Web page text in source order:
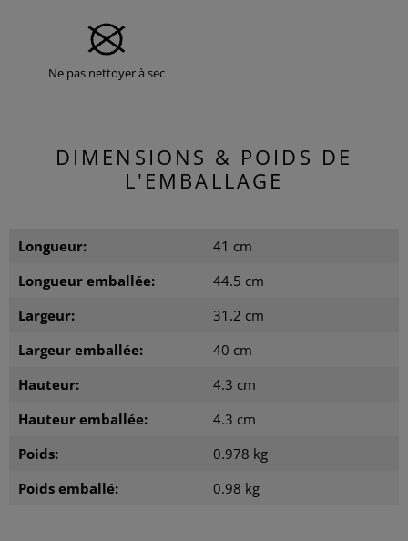
Ne pas nettoyer à sec
DIMENSIONS & POIDS DE
L'EMBALLAGE
Longueur:
41 cm
Longueur emballée:
44.5 cm
Largeur:
31.2 cm
Largeur emballée:
40 cm
Hauteur:
4.3 cm
Hauteur emballée:
4.3 cm
Poids:
0.978 kg
Poids emballé:
0.98 kg